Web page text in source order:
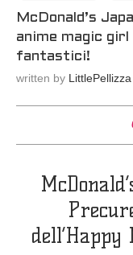
McDonald’s
anime magic girl
fantastici!
written by LittlePellizza